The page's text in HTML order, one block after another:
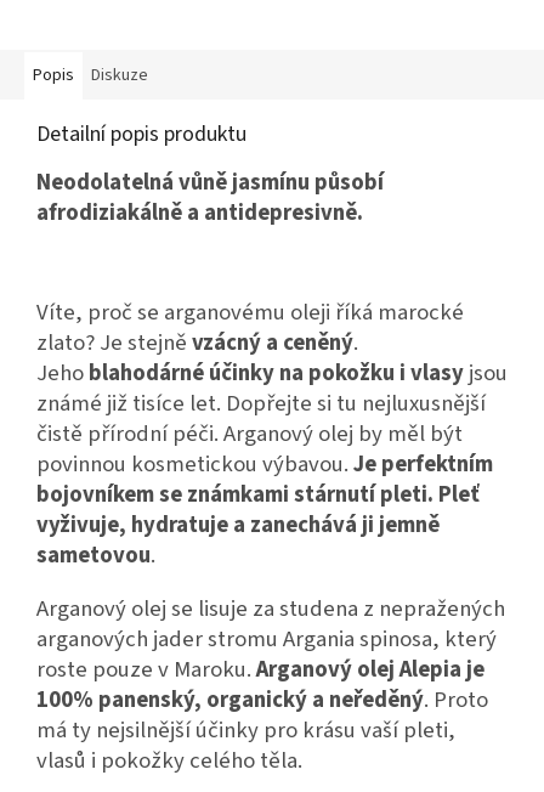
Popis Diskuze
Detailní popis produktu
Neodolatelná vůně jasmínu působí
afrodiziakálně a antidepresivně.
Víte, proč se arganovému oleji říká marocké
zlato? Je stejněvzácný a ceněný.
Jehoblahodárné účinky na pokožku i vlasyjsou
známé již tisíce let. Dopřejte si tu nejluxusnější
čistě přírodní péči. Arganový olej by měl být
povinnou kosmetickou výbavou.Je perfektním
bojovníkem se známkami stárnutí pleti. Pleť
vyživuje, hydratuje a zanechává ji jemně
sametovou.
Arganový olej se lisuje za studena z nepražených
arganových jader stromu Argania spinosa, který
roste pouze v Maroku.Arganový olej Alepia je
100% panenský, organický a neředěný. Proto
má ty nejsilnější účinky pro krásu vaší pleti,
vlasů i pokožky celého těla.